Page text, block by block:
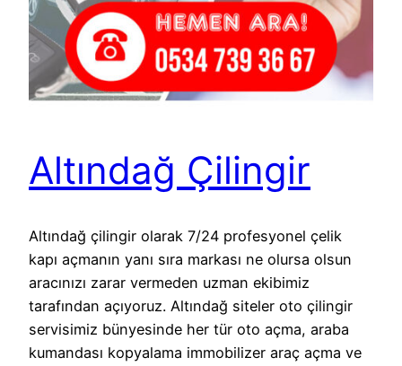
Altındağ Çilingir
Altındağ çilingir olarak 7/24 profesyonel çelik
kapı açmanın yanı sıra markası ne olursa olsun
aracınızı zarar vermeden uzman ekibimiz
tarafından açıyoruz. Altındağ siteler oto çilingir
servisimiz bünyesinde her tür oto açma, araba
kumandası kopyalama immobilizer araç açma ve